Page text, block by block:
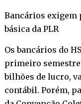
Bancários exigem
básica da PLR
Os bancários do
primeiro semestre
bilhões de lucro,
contábil. Porém,